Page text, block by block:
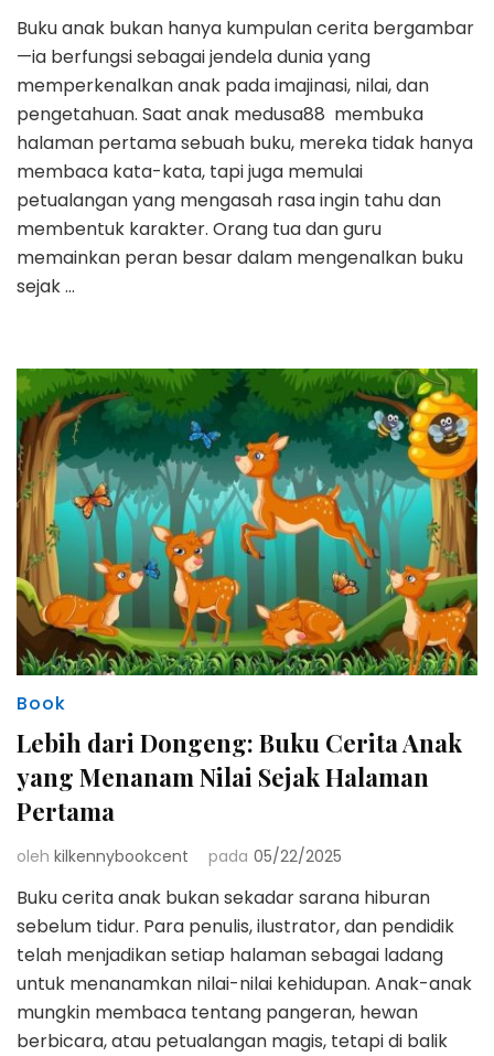
Buku anak bukan hanya kumpulan cerita bergambar
—ia berfungsi sebagai jendela dunia yang
memperkenalkan anak pada imajinasi, nilai, dan
pengetahuan. Saat anak medusa88 membuka
halaman pertama sebuah buku, mereka tidak hanya
membaca kata-kata, tapi juga memulai
petualangan yang mengasah rasa ingin tahu dan
membentuk karakter. Orang tua dan guru
memainkan peran besar dalam mengenalkan buku
sejak …
Book
Lebih dari Dongeng: Buku Cerita Anak
yang Menanam Nilai Sejak Halaman
Pertama
oleh kilkennybookcent pada 05/22/2025
Buku cerita anak bukan sekadar sarana hiburan
sebelum tidur. Para penulis, ilustrator, dan pendidik
telah menjadikan setiap halaman sebagai ladang
untuk menanamkan nilai-nilai kehidupan. Anak-anak
mungkin membaca tentang pangeran, hewan
berbicara, atau petualangan magis, tetapi di balik